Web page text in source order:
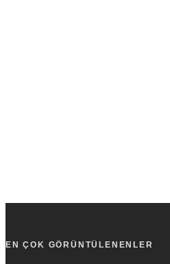
EN ÇOK GÖRÜNTÜLENENLER